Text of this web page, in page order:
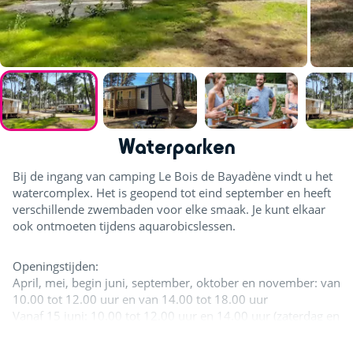
Waterparken
Bij de ingang van camping Le Bois de Bayadène vindt u het
watercomplex. Het is geopend tot eind september en heeft
verschillende zwembaden voor elke smaak. Je kunt elkaar
ook ontmoeten tijdens aquarobicslessen.
Openingstijden:
April, mei, begin juni, september, oktober en november: van
10.00 tot 12.00 uur en van 14.00 tot 18.00 uur
Vanaf 15 juni: 10.00 tot 12.00 uur en 14.00 uur (zaterdag en